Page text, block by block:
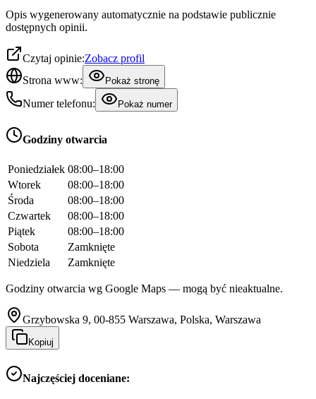
Opis wygenerowany automatycznie na podstawie publicznie
dostępnych opinii.
Czytaj opinie:Zobacz profil
Strona www:
Pokaż stronę
Numer telefonu: Pokaż numer
Godziny otwarcia
Poniedziałek 08:00–18:00
Wtorek
08:00–18:00
Środa
08:00–18:00
Czwartek
08:00–18:00
Piątek
08:00–18:00
Sobota
Zamknięte
Niedziela
Zamknięte
Godziny otwarcia wg Google Maps — mogą być nieaktualne.
Grzybowska 9, 00-855 Warszawa, Polska, Warszawa
Kopiuj
Najczęściej doceniane: